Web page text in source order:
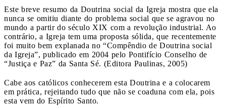
Este breve resumo da Doutrina social da Igreja mostra que ela
nunca se omitiu diante do problema social que se agravou no
mundo a partir do século XIX com a revolução industrial. Ao
contrário, a Igreja tem uma proposta sólida, que recentemente
foi muito bem explanada no “Compêndio de Doutrina social
da Igreja”, publicado em 2004 pelo Pontifício Conselho de
“Justiça e Paz” da Santa Sé. (Editora Paulinas, 2005)
Cabe aos católicos conhecerem esta Doutrina e a colocarem
em prática, rejeitando tudo que não se coaduna com ela, pois
esta vem do Espírito Santo.